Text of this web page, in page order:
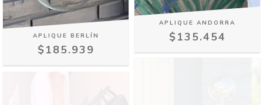
APLIQUE BERLÍN
$185.939
APLIQUE ANDORRA
$135.454